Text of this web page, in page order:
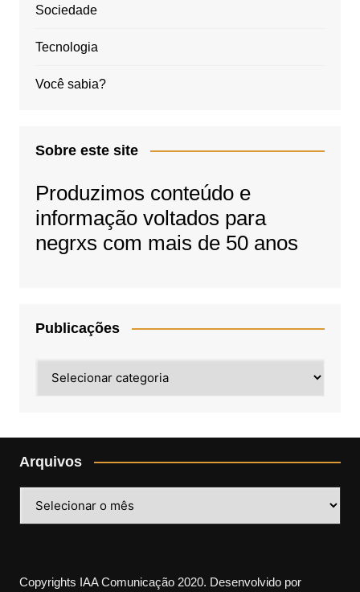
Sociedade
Tecnologia
Você sabia?
Sobre este site
Produzimos conteúdo e
informação voltados para
negrxs com mais de 50 anos
Publicações
Arquivos
Copyrights IAA Comunicação 2020. Desenvolvido por